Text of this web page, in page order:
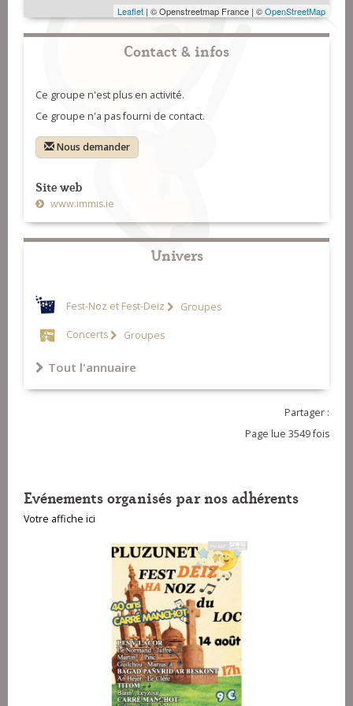
Leaflet | © Openstreetmap France | ©OpenStreetMap
Contact & infos
Ce groupe n'est plus en activité.
Ce groupe n'a pas fourni de contact.
Nous demander
Site web
www.immis.ie
Univers
Fest-Noz et Fest-Deiz Groupes
Concerts Groupes
Tout l'annuaire
Partager :
Page lue 3549 fois
Evénements organisés par nos adhérents
Votre affiche ici